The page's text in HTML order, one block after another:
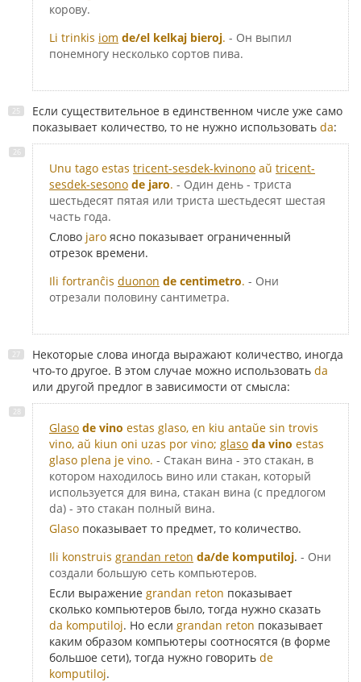
корову.
Li trinkis iom de/el kelkaj bieroj. - Он выпил
понемногу несколько сортов пива.
Если существительное в единственном числе уже само
показывает количество, то не нужно использовать da:
Unu tago estas tricent-sesdek-kvinono aŭ tricent-
sesdek-sesono de jaro. - Один день - триста
шестьдесят пятая или триста шестьдесят шестая
часть года.
Слово jaro ясно показывает ограниченный
отрезок времени.
Ili fortranĉis duonon de centimetro. - Они
отрезали половину сантиметра.
Некоторые слова иногда выражают количество, иногда
что-то другое. В этом случае можно использовать da
или другой предлог в зависимости от смысла:
Glaso de vino estas glaso, en kiu antaŭe sin trovis
vino, aŭ kiun oni uzas por vino; glaso da vino estas
glaso plena je vino. - Стакан вина - это стакан, в
котором находилось вино или стакан, который
используется для вина, стакан вина (с предлогом
da) - это стакан полный вина.
Glaso показывает то предмет, то количество.
Ili konstruis grandan reton da/de komputiloj. - Они
создали большую сеть компьютеров.
Если выражение grandan reton показывает
сколько компьютеров было, тогда нужно сказать
da komputiloj. Но если grandan reton показывает
каким образом компьютеры соотносятся (в форме
большое сети), тогда нужно говорить de
komputiloj.